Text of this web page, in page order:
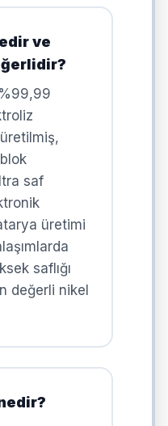
ve
saf
üretimi
saflığı
değerli nikel